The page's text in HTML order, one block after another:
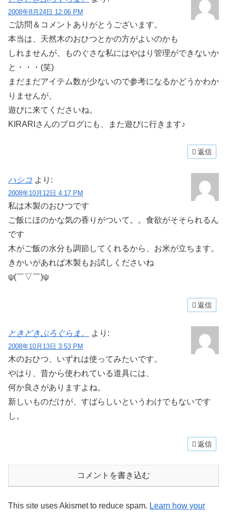
2008年8月24日 12:06 PM
ご訪問＆コメントありがとうございます。
本当は、天然木のおひつとかの方がよいのかも
しれませんが、ものぐさな私にはやはり管理ができないか
と・・・(笑)
まだまだアイテム数が少ないので参考になるかどうかわか
りませんが、
遊びに来てくださいね。
KIRARIさんのブログにも、また遊びに行きます♪
返信
ハシコ より:
2008年10月12日 4:17 PM
私は木製のおひつです
ご飯にほのかな気の香りがついて。。食欲がそそられるん
です
木がご飯の水分も調節してくれるから、お米が立ちます。
きかいがあれば木製もお試しくださいね
ψ(￣▽￣)ψ
返信
ときどきぷろぐらま。 より:
2008年10月13日 3:53 PM
木のおひつ、いずれは使ってみたいです。
やはり、昔から使われている道具には、
何か良さがありますよね。
新しいものだけが、すばらしいというわけでもないです
し。
返信
コメントを書き込む
This site uses Akismet to reduce spam. Learn how your